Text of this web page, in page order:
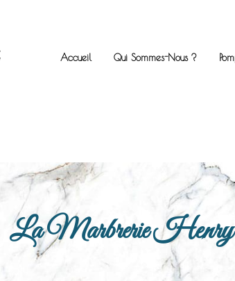
Accueil Qui Sommes-Nous ?
La Marbrerie Henry